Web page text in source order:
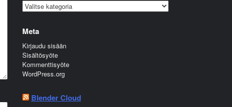
Kategoriat
Meta
Kirjaudu sisään
Sisältösyöte
Kommenttisyöte
WordPress.org
Blender Cloud